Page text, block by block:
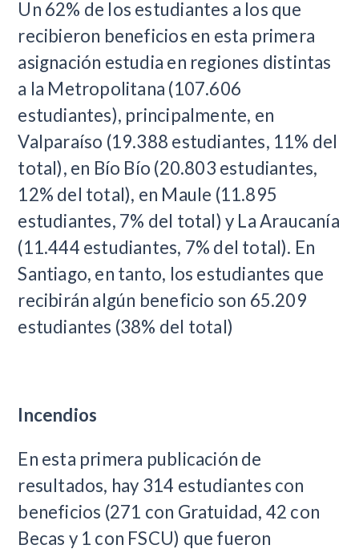
Un 62% de los estudiantes a los que
recibieron beneficios en esta primera
asignación estudia en regiones distintas
a la Metropolitana (107.606
estudiantes), principalmente, en
Valparaíso (19.388 estudiantes, 11% del
total), en Bío Bío (20.803 estudiantes,
12% del total), en Maule (11.895
estudiantes, 7% del total) y La Araucanía
(11.444 estudiantes, 7% del total). En
Santiago, en tanto, los estudiantes que
recibirán algún beneficio son 65.209
estudiantes (38% del total)
Incendios
En esta primera publicación de
resultados, hay 314 estudiantes con
beneficios (271 con Gratuidad, 42 con
Becas y 1 con FSCU) que fueron